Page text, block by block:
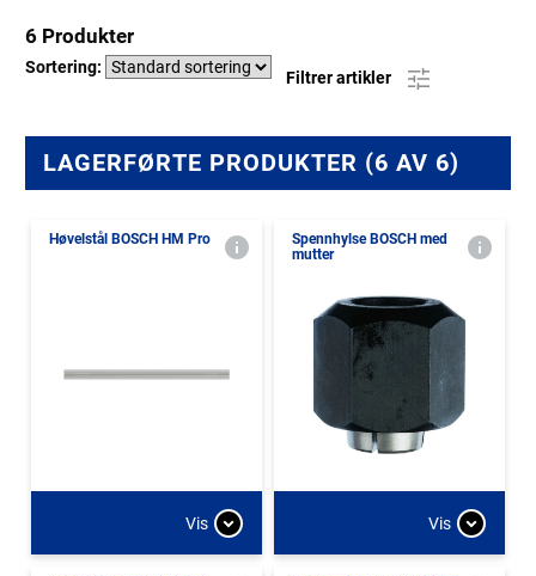
6 Produkter
Sortering:
Filtrer artikler
LAGERFØRTE PRODUKTER (6 AV 6)
Høvelstål BOSCH HM Pro
Vis
Spennhylse BOSCH med
mutter
Vis